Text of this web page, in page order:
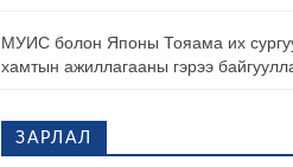
МУИС болон Японы Тояама их
хамтын ажиллагааны гэрээ
ЗАРЛАЛ